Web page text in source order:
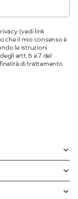
(vedi link
che il mio consenso è
le istruzioni
artt. 6 e 7 del
finalità di trattamento